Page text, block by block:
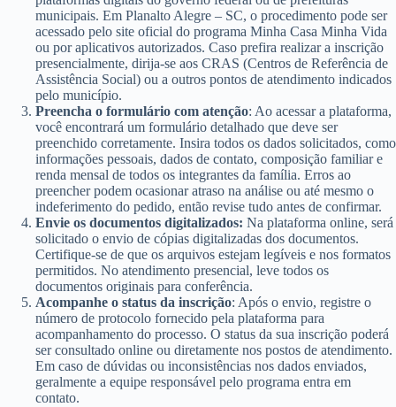
municipais. Em Planalto Alegre – SC, o procedimento pode ser
acessado pelo site oficial do programa Minha Casa Minha Vida
ou por aplicativos autorizados. Caso prefira realizar a inscrição
presencialmente, dirija-se aos CRAS (Centros de Referência de
Assistência Social) ou a outros pontos de atendimento indicados
pelo município.
Preencha o formulário com atenção: Ao acessar a plataforma,
você encontrará um formulário detalhado que deve ser
preenchido corretamente. Insira todos os dados solicitados, como
informações pessoais, dados de contato, composição familiar e
renda mensal de todos os integrantes da família. Erros ao
preencher podem ocasionar atraso na análise ou até mesmo o
indeferimento do pedido, então revise tudo antes de confirmar.
Envie os documentos digitalizados: Na plataforma online, será
solicitado o envio de cópias digitalizadas dos documentos.
Certifique-se de que os arquivos estejam legíveis e nos formatos
permitidos. No atendimento presencial, leve todos os
documentos originais para conferência.
Acompanhe o status da inscrição: Após o envio, registre o
número de protocolo fornecido pela plataforma para
acompanhamento do processo. O status da sua inscrição poderá
ser consultado online ou diretamente nos postos de atendimento.
Em caso de dúvidas ou inconsistências nos dados enviados,
geralmente a equipe responsável pelo programa entra em
contato.